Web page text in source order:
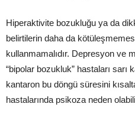
Hiperaktivite bozukluğu ya da
belirtilerin daha da
kullanmamalıdır. Depresyon ve
“bipolar bozukluk” hastaları sarı
kantaron bu döngü süresini
hastalarında psikoza neden